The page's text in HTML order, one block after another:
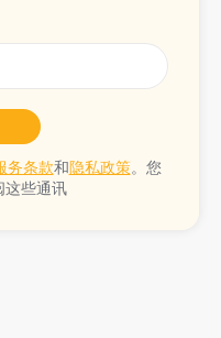
务条款和隐私政策。您
这些通讯